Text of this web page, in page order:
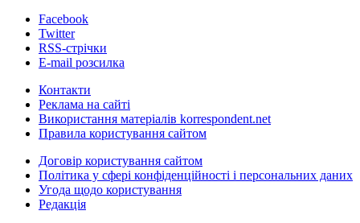
Facebook
Twitter
RSS-стрічки
E-mail розсилка
Контакти
Реклама на сайті
Використання матеріалів korrespondent.net
Правила користування сайтом
Договір користування сайтом
Політика у сфері конфіденційності і персональних даних
Угода щодо користування
Редакція